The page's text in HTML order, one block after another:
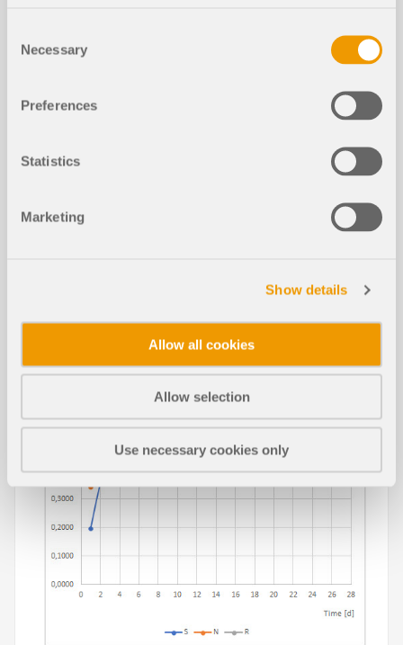
Selection
Necessary
Preferences
Statistics
Marketing
Show details
Allow all cookies
Allow selection
Use necessary cookies only
делением минимального армиров